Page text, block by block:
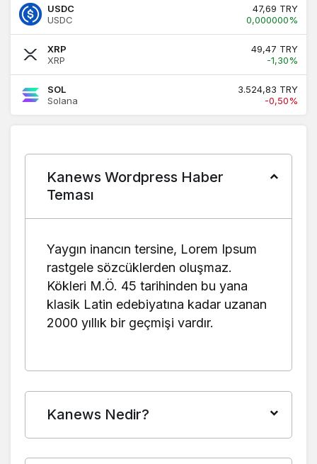
Brent Petrol 0.65%
-0.22%
USDC
USDC
47,69 TRY
0,000000%
XRP
XRP
49,47 TRY
-1,30%
SOL
Solana
3.524,83 TRY
-0,50%
Kanews Wordpress Haber
Teması
Yaygın inancın tersine, Lorem Ipsum
rastgele sözcüklerden oluşmaz.
Kökleri M.Ö. 45 tarihinden bu yana
klasik Latin edebiyatına kadar uzanan
2000 yıllık bir geçmişi vardır.
Kanews Nedir?